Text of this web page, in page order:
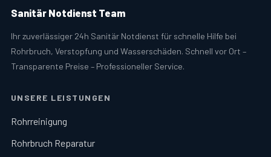
Sanitär Notdienst Team
Ihr zuverlässiger 24h Sanitär Notdienst für schnelle Hilfe bei
Rohrbruch, Verstopfung und Wasserschäden. Schnell vor Ort –
Transparente Preise – Professioneller Service.
UNSERE LEISTUNGEN
Rohrreinigung
Rohrbruch Reparatur